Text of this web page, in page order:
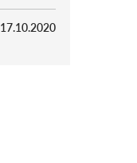
17.10.2020